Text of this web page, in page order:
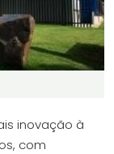
inovação à
com